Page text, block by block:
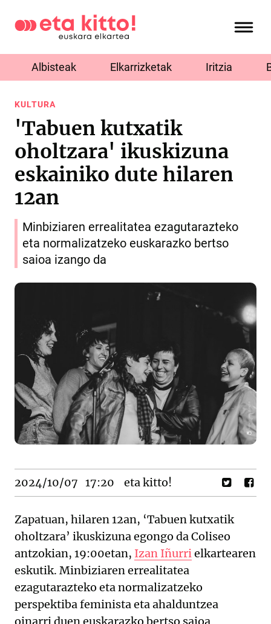
Albisteak Elkarrizketak Iritzia
KULTURA
'Tabuen kutxatik
oholtzara' ikuskizuna
eskainiko dute hilaren
12an
Minbiziaren errealitatea ezagutarazteko
eta normalizatzeko euskarazko bertso
saioa izango da
2024/10/07 17:20 eta kitto!
Zapatuan, hilaren 12an, ‘Tabuen kutxatik
oholtzara’ ikuskizuna egongo da Coliseo
antzokian, 19:00etan, Izan Iñurrielkartearen
eskutik. Minbiziaren errealitatea
ezagutarazteko eta normalizatzeko
perspektiba feminista eta ahalduntzea